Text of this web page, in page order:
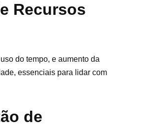
Recursos
do tempo, e aumento da
essenciais para lidar com
de